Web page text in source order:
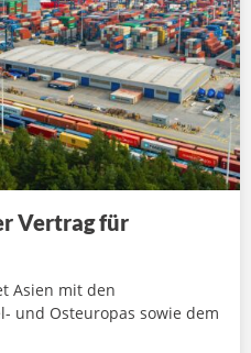
Vertrag für
Asien mit den
und Osteuropas sowie dem